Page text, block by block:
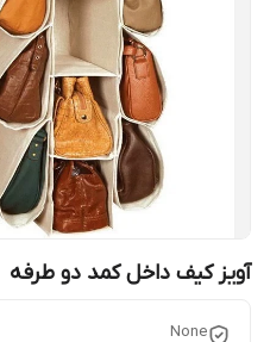
آویز کیف داخل کمد دو طرفه
None